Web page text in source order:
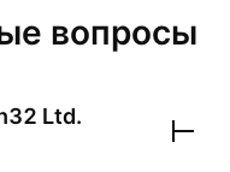
вопросы
Ltd.